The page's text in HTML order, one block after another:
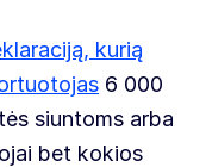
kurią
6 000
siuntoms arba
bet kokios